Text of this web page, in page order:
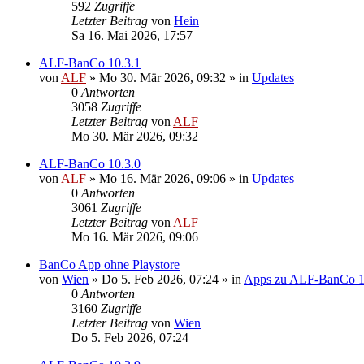
592 Zugriffe
Letzter Beitrag von Hein
Sa 16. Mai 2026, 17:57
ALF-BanCo 10.3.1
von ALF » Mo 30. Mär 2026, 09:32 » in Updates
0 Antworten
3058 Zugriffe
Letzter Beitrag von ALF
Mo 30. Mär 2026, 09:32
ALF-BanCo 10.3.0
von ALF » Mo 16. Mär 2026, 09:06 » in Updates
0 Antworten
3061 Zugriffe
Letzter Beitrag von ALF
Mo 16. Mär 2026, 09:06
BanCo App ohne Playstore
von Wien » Do 5. Feb 2026, 07:24 » in Apps zu ALF-BanCo
0 Antworten
3160 Zugriffe
Letzter Beitrag von Wien
Do 5. Feb 2026, 07:24